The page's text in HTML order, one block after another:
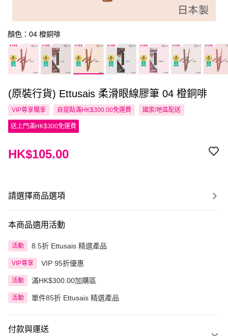
顏色：04 橙銅啡
(原裝行貨) Ettusais 柔滑眼線膠筆 04 橙銅啡
VIP尊享獨享 自提點滿HK$300.00免運費 國家/地區配送
送上門滿HK$300免運費
HK$105.00
請選擇商品選項
本商品適用活動
活動 8.5折 Ettusais 精選產品
VIP尊享 VIP 95折優惠
活動 滿HK$300.00加購區
活動 單件85折 Ettusais 精選產品
付款與運送